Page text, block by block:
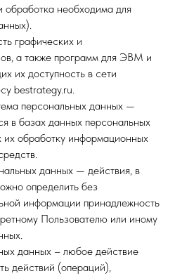
обработка необходима для
графических и
а также программ для ЭВМ и
их доступность в сети
bestrategy.ru.
персональных данных —
в базах данных персональных
обработку информационных
данных — действия, в
определить без
информации принадлежность
Пользователю или иному
данных – любое действие
действий (операций),